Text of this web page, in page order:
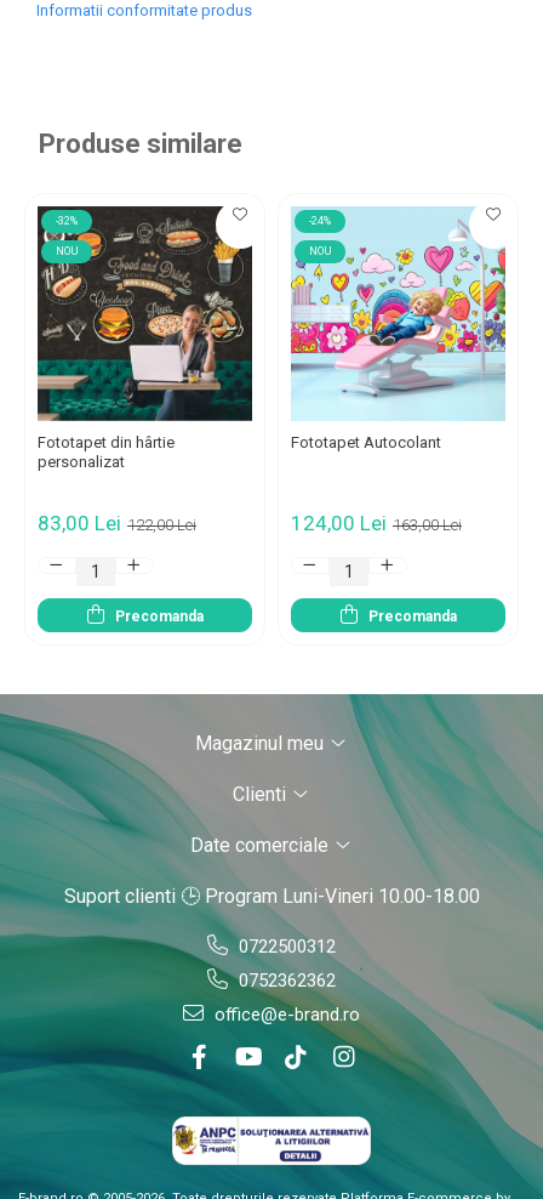
Informatii conformitate produs
Produse similare
-32%
NOU
Fototapet din hârtie
personalizat
122,00 Lei
83,00 Lei
Precomanda
-24%
NOU
Fototapet Autocolant
163,00 Lei
124,00 Lei
Precomanda
Magazinul meu
Clienti
Date comerciale
Suport clienti 🕒 Program Luni-Vineri 10.00-18.00
0722500312
0752362362
office@e-brand.ro